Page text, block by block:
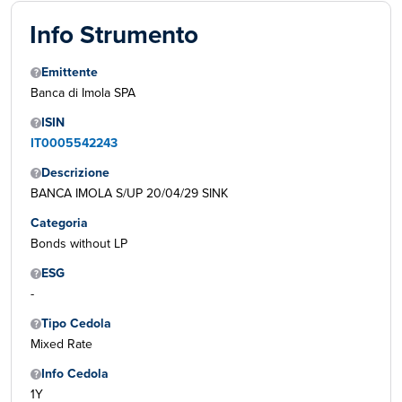
Info Strumento
Emittente
Banca di Imola SPA
ISIN
IT0005542243
Descrizione
BANCA IMOLA S/UP 20/04/29 SINK
Categoria
Bonds without LP
ESG
-
Tipo Cedola
Mixed Rate
Info Cedola
1Y